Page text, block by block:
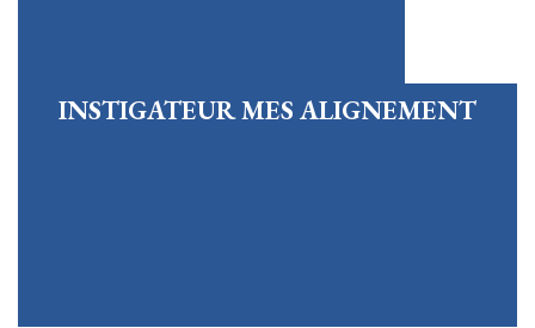
INSTIGATEUR MES ALIGNEMENT